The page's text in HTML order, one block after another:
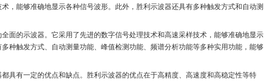
，能够准确地显示各种信号波形。此外，胜利示波器还具有多种触发方式和自动测
面的示波器。它采用了先进的数字信号处理技术和高速采样技术，能够准确地显示
种触发方式、自动测量功能、峰值检测功能、频谱分析功能等多种实用功能，能够
具有一定的优点和缺点。胜利示波器的优点在于高精度、高速度和高稳定性等特